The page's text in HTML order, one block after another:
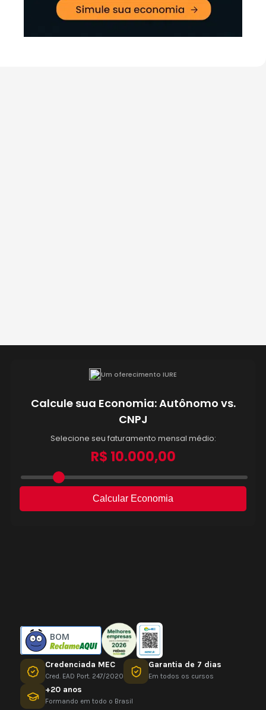
BOM
Credenciada MEC
Cred. EAD Port. 247/2020
Garantia de 7 dias
Em todos os cursos
+20 anos
Formando em todo o Brasil